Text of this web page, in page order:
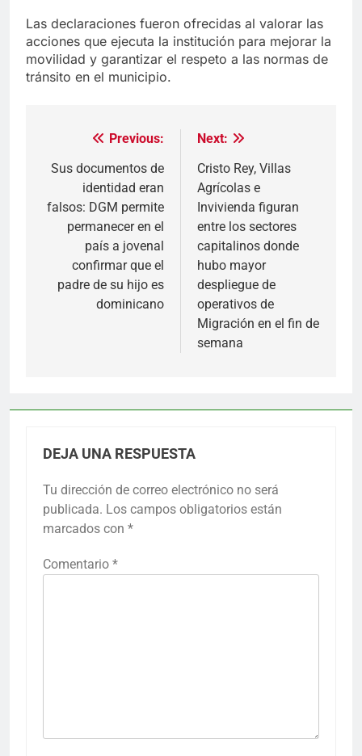
Las declaraciones fueron ofrecidas al valorar las
acciones que ejecuta la institución para mejorar la
movilidad y garantizar el respeto a las normas de
tránsito en el municipio.
Navegación
de
entradas
Previous:
Sus documentos de
identidad eran
falsos: DGM permite
permanecer en el
país a jovenal
confirmar que el
padre de su hijo es
dominicano
Next:
Cristo Rey, Villas
Agrícolas e
Invivienda figuran
entre los sectores
capitalinos donde
hubo mayor
despliegue de
operativos de
Migración en el fin de
semana
DEJA UNA RESPUESTA
Tu dirección de correo electrónico no será
publicada. Los campos obligatorios están
marcados con *
Comentario *